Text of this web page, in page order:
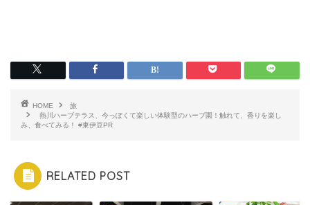
HOME
旅
熱川ハーブテラス、今っぽくて楽しい体験型のハーブ園！触れて、香りを楽し
み、食べてみる！ #東伊豆PR
RELATED POST